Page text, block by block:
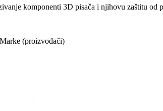
komponenti 3D pisača i njihovu zaštitu od
Marke (proizvođači)